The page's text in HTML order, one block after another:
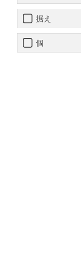
据え
個